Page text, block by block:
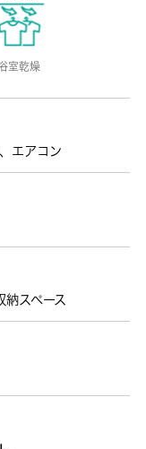
室乾燥
、 エアコン
納スペース